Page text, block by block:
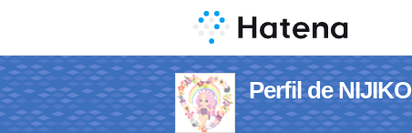
Perfil de NIJIKO